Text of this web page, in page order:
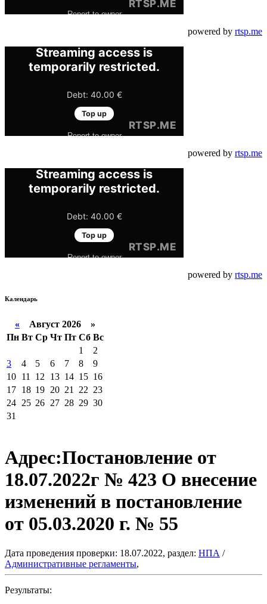
powered by rtsp.me
powered by rtsp.me
powered by rtsp.me
Календарь
« Август 2026 »
Пн Вт Ср Чт Пт Сб Вс
1
2
3
4 5 6 7 8
9
10 11 12 13 14 15 16
17 18 19 20 21 22 23
24 25 26 27 28 29 30
31
Адрес:Постановление от
18.07.2022г № 423 О внесение
изменений в постановление
от 05.03.2020 г. № 55
Дата проведения проверки: 18.07.2022, раздел: НПА /
Административные регламенты,
Результаты: